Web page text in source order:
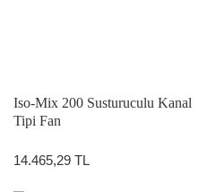
Iso-Mix 200 Susturuculu Kanal
Tipi Fan
14.465,29 TL